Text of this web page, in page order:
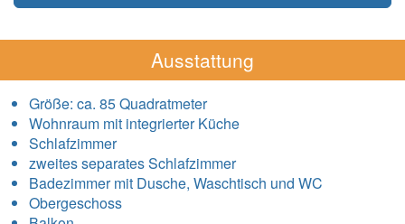
Ausstattung
Größe: ca. 85 Quadratmeter
Wohnraum mit integrierter Küche
Schlafzimmer
zweites separates Schlafzimmer
Badezimmer mit Dusche, Waschtisch und WC
Obergeschoss